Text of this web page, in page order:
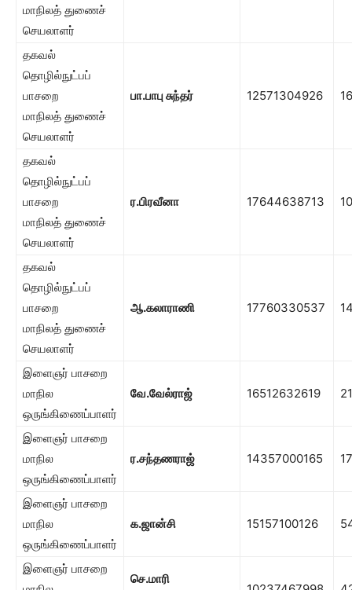
மாநிலத் துணைச்
செயலாளர்
தகவல்
தொழில்நுட்பப்
பாசறை
மாநிலத் துணைச்
செயலாளர்
பா.பாபு சுந்தர் 12571304926
தகவல்
தொழில்நுட்பப்
பாசறை
மாநிலத் துணைச்
செயலாளர்
ர.பிரவீனா 17644638713
தகவல்
தொழில்நுட்பப்
பாசறை
மாநிலத் துணைச்
செயலாளர்
ஆ.கலாராணி 17760330537
இளைஞர் பாசறை
மாநில
ஒருங்கிணைப்பாளர்
வே.வேல்ராஜ் 16512632619
இளைஞர் பாசறை
மாநில
ஒருங்கிணைப்பாளர்
ர.சந்தணராஜ் 14357000165
இளைஞர் பாசறை
மாநில
ஒருங்கிணைப்பாளர்
க.ஜான்சி 15157100126
இளைஞர் பாசறை
செ.மாரி